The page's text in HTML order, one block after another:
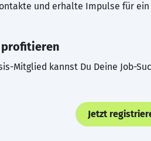
und erhalte Impulse für ein
Mitglied kannst Du Deine Job-
Jetzt